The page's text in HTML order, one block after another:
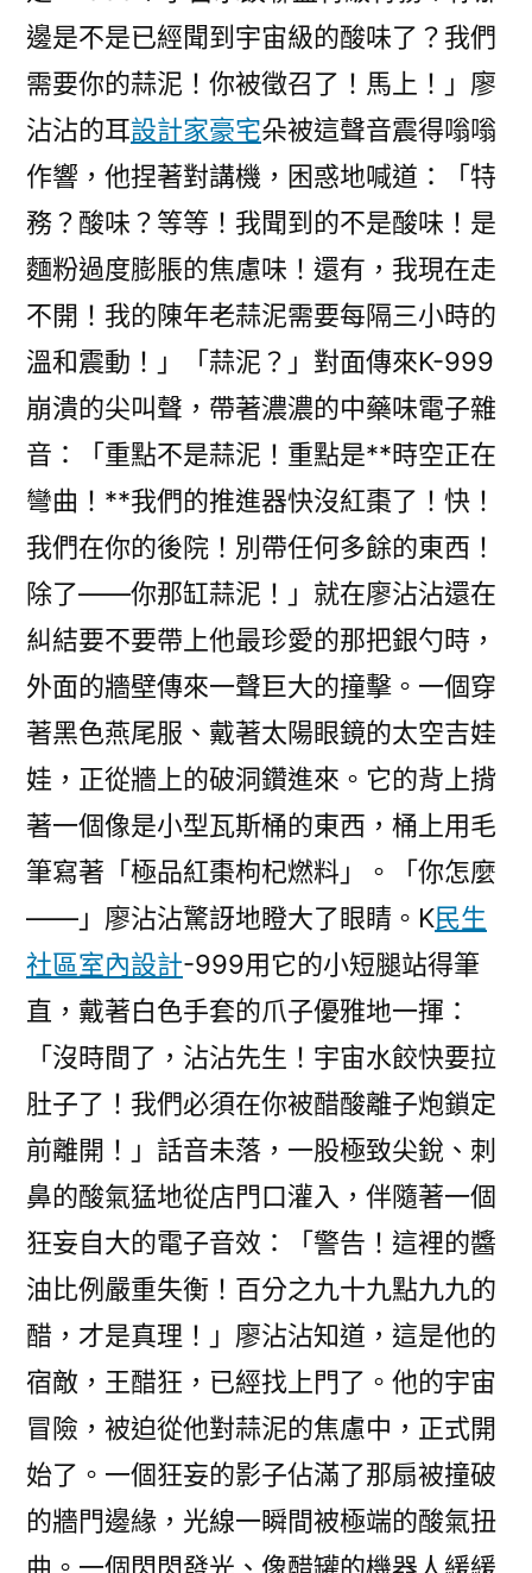
邊是不是已經聞到宇宙級的酸味了？我們
需要你的蒜泥！你被徵召了！馬上！」廖
沾沾的耳設計家豪宅朵被這聲音震得嗡嗡
作響，他捏著對講機，困惑地喊道：「特
務？酸味？等等！我聞到的不是酸味！是
麵粉過度膨脹的焦慮味！還有，我現在走
不開！我的陳年老蒜泥需要每隔三小時的
溫和震動！」「蒜泥？」對面傳來K-999
崩潰的尖叫聲，帶著濃濃的中藥味電子雜
音：「重點不是蒜泥！重點是**時空正在
彎曲！**我們的推進器快沒紅棗了！快！
我們在你的後院！別帶任何多餘的東西！
除了——你那缸蒜泥！」就在廖沾沾還在
糾結要不要帶上他最珍愛的那把銀勺時，
外面的牆壁傳來一聲巨大的撞擊。一個穿
著黑色燕尾服、戴著太陽眼鏡的太空吉娃
娃，正從牆上的破洞鑽進來。它的背上揹
著一個像是小型瓦斯桶的東西，桶上用毛
筆寫著「極品紅棗枸杞燃料」。「你怎麼
——」廖沾沾驚訝地瞪大了眼睛。K民生
社區室內設計-999用它的小短腿站得筆
直，戴著白色手套的爪子優雅地一揮：
「沒時間了，沾沾先生！宇宙水餃快要拉
肚子了！我們必須在你被醋酸離子炮鎖定
前離開！」話音未落，一股極致尖銳、刺
鼻的酸氣猛地從店門口灌入，伴隨著一個
狂妄自大的電子音效：「警告！這裡的醬
油比例嚴重失衡！百分之九十九點九九的
醋，才是真理！」廖沾沾知道，這是他的
宿敵，王醋狂，已經找上門了。他的宇宙
冒險，被迫從他對蒜泥的焦慮中，正式開
始了。一個狂妄的影子佔滿了那扇被撞破
的牆門邊緣，光線一瞬間被極端的酸氣扭